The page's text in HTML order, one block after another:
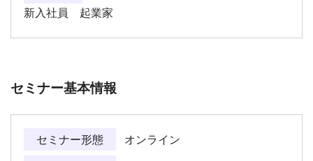
新入社員 起業家
セミナー基本情報
セミナー形態
オンライン